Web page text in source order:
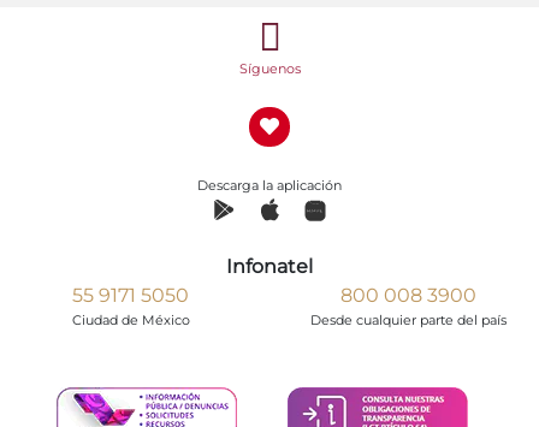
Síguenos
Descarga la aplicación
Infonatel
55 9171 5050
Ciudad de México
800 008 3900
Desde cualquier parte del país